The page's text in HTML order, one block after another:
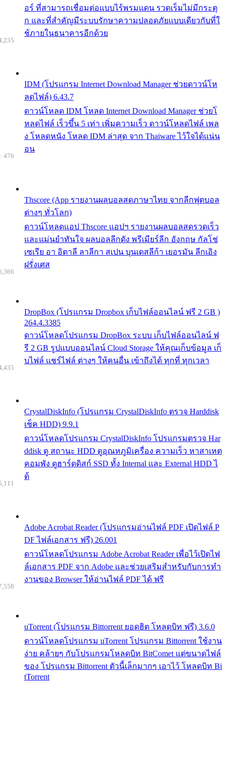
อร์ ที่สามารถเชื่อมต่อแบบไร้พรมแดน รวดเร็มไม่มีกระตุ
ก และที่สำคัญมีระบบรักษาความปลอดภัยแบบเดียวกับที่ใ
ช้ภายในธนาคารอีกด้วย
IDM (โปรแกรม Internet Download Manager ช่วยดาวน์โห
ลดไฟล์) 6.43.7
ดาวน์โหลด IDM โหลด Internet Download Manager ช่วยโ
หลดไฟล์ เร็วขึ้น 5 เท่า เพิ่มความเร็ว ดาวน์โหลดไฟล์ เพล
ง โหลดหนัง โหลด IDM ล่าสุด จาก Thaiware ไว้ใจได้แน่น
อน
Thscore (App รายงานผลบอลสดภาษาไทย จากลีกฟุตบอล
ต่างๆ ทั่วโลก)
ดาวน์โหลดแอป Thscore แอปฯ รายงานผลบอลสดรวดเร็ว
และแม่นยำทันใจ ผลบอลลีกดัง พรีเมียร์ลีก อังกฤษ กัลโช่
เซเรีย อา อิตาลี ลาลีกา สเปน บุนเดสลีก้า เยอรมัน ลีกเอิง
ฝรั่งเศส
476
DropBox (โปรแกรม Dropbox เก็บไฟล์ออนไลน์ ฟรี 2 GB )
264.4.3385
ดาวน์โหลดโปรแกรม DropBox ระบบ เก็บไฟล์ออนไลน์ ฟ
รี 2 GB รูปแบบออนไลน์ Cloud Storage ให้คุณเก็บข้อมูล เก็
บไฟล์ แชร์ไฟล์ ต่างๆ ให้คนอื่น เข้าถึงได้ ทุกที่ ทุกเวลา
CrystalDiskInfo (โปรแกรม CrystalDiskInfo ตรวจ Harddisk
เช็ค HDD) 9.9.1
ดาวน์โหลดโปรแกรม CrystalDiskInfo โปรแกรมตรวจ Har
ddisk ดู สถานะ HDD ดูอุณหภูมิเครื่อง ความเร็ว หาสาเหต
คอมพัง ดูฮาร์ดดิสก์ SSD ทั้ง Internal และ External HDD ไ
ด้
Adobe Acrobat Reader (โปรแกรมอ่านไฟล์ PDF เปิดไฟล์ P
DF ไฟล์เอกสาร ฟรี) 26.001
ดาวน์โหลดโปรแกรม Adobe Acrobat Reader เพื่อไว้เปิดไฟ
ล์เอกสาร PDF จาก Adobe และช่วยเสริมสำหรับกับการทำ
งานของ Browser ให้อ่านไฟล์ PDF ได้ ฟรี
uTorrent (โปรแกรม Bittorrent ยอดฮิต โหลดบิท ฟรี) 3.6.0
ดาวน์โหลดโปรแกรม uTorrent โปรแกรม Bittorrent ใช้งาน
ง่าย คล้ายๆ กับโปรแกรมโหลดบิท BitComet แต่ขนาดไฟล์
ของ โปรแกรม Bittorrent ตัวนี้เล็กมากๆ เอาไว้ โหลดบิท Bi
tTorrent